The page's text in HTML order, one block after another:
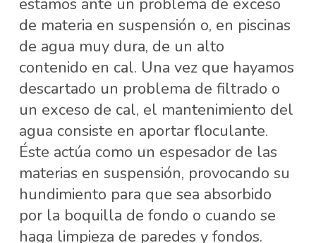
de materia en suspensión o, en piscinas
de agua muy dura, de un alto
contenido en cal. Una vez que hayamos
descartado un problema de filtrado o
un exceso de cal, el mantenimiento del
agua consiste en aportar floculante.
Éste actúa como un espesador de las
materias en suspensión, provocando su
hundimiento para que sea absorbido
por la boquilla de fondo o cuando se
haga limpieza de paredes y fondos.